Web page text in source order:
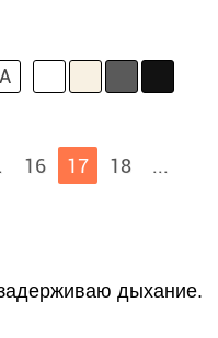
A
16 17 18
...
дыхание.